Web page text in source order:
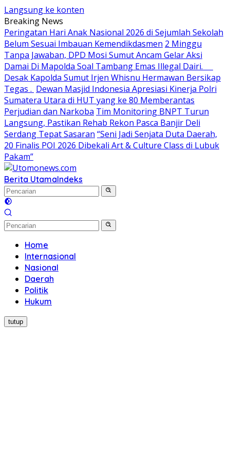
Langsung ke konten
Breaking News
Peringatan Hari Anak Nasional 2026 di Sejumlah Sekolah
Belum Sesuai Imbauan Kemendikdasmen 2 Minggu
Tanpa Jawaban, DPD Mosi Sumut Ancam Gelar Aksi
Damai Di Mapolda Soal Tambang Emas Illegal Dairi.
Desak Kapolda Sumut Irjen Whisnu Hermawan Bersikap
Tegas . Dewan Masjid Indonesia Apresiasi Kinerja Polri
Sumatera Utara di HUT yang ke 80 Memberantas
Perjudian dan Narkoba Tim Monitoring BNPT Turun
Langsung, Pastikan Rehab Rekon Pasca Banjir Deli
Serdang Tepat Sasaran “Seni Jadi Senjata Duta Daerah,
20 Finalis POI 2026 Dibekali Art & Culture Class di Lubuk
Pakam”
Berita UtamaIndeks
Home
Internasional
Nasional
Daerah
Politik
Hukum
tutup